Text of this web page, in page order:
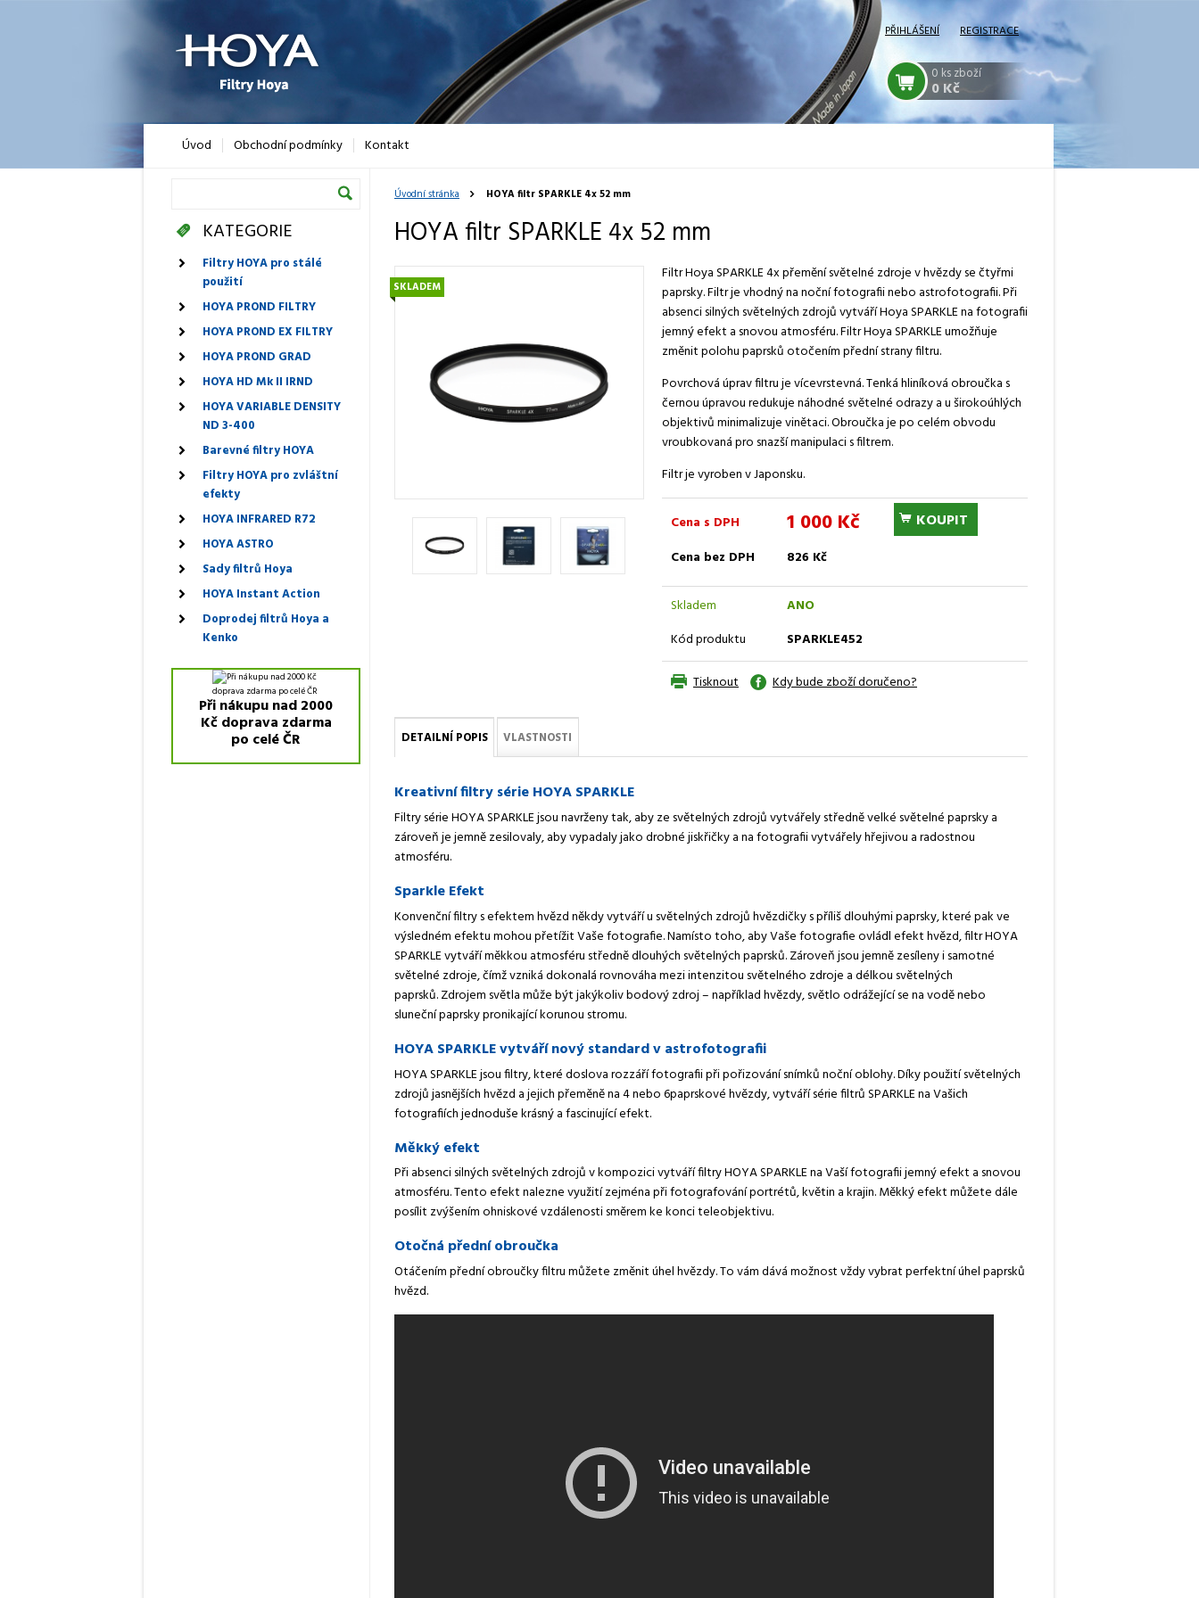
Úvodní stránka HOYA filtr SPARKLE 4x 52 mm
HOYA filtr SPARKLE 4x 52 mm
Filtr Hoya SPARKLE 4x přemění světelné zdroje v hvězdy se čtyřmi
paprsky. Filtr je vhodný na noční fotografii nebo astrofotografii. Při
absenci silných světelných zdrojů vytváří Hoya SPARKLE na fotografii
jemný efekt a snovou atmosféru. Filtr Hoya SPARKLE umožňuje
změnit polohu paprsků otočením přední strany filtru.
Povrchová úprav filtru je vícevrstevná. Tenká hliníková obroučka s
černou úpravou redukuje náhodné světelné odrazy a u širokoúhlých
objektivů minimalizuje vinětaci. Obroučka je po celém obvodu
vroubkovaná pro snazší manipulaci s filtrem.
Filtr je vyroben v Japonsku.
Cena s DPH 1 000 Kč KOUPIT
Cena bez DPH 826 Kč
Skladem
ANO
Kód produktu
SPARKLE452
Tisknout Kdy bude zboží doručeno?
SKLADEM
DETAILNÍ POPIS VLASTNOSTI
Kreativní filtry série HOYA SPARKLE
Filtry série HOYA SPARKLE jsou navrženy tak, aby ze světelných zdrojů vytvářely středně velké světelné paprsky a
zároveň je jemně zesilovaly, aby vypadaly jako drobné jiskřičky a na fotografii vytvářely hřejivou a radostnou
atmosféru.
Sparkle Efekt
Konvenční filtry s efektem hvězd někdy vytváří u světelných zdrojů hvězdičky s příliš dlouhými paprsky, které pak ve
výsledném efektu mohou přetížit Vaše fotografie. Namísto toho, aby Vaše fotografie ovládl efekt hvězd, filtr HOYA
SPARKLE vytváří měkkou atmosféru středně dlouhých světelných paprsků. Zároveň jsou jemně zesíleny i samotné
světelné zdroje, čímž vzniká dokonalá rovnováha mezi intenzitou světelného zdroje a délkou světelných
paprsků. Zdrojem světla může být jakýkoliv bodový zdroj – například hvězdy, světlo odrážející se na vodě nebo
sluneční paprsky pronikající korunou stromu.
HOYA SPARKLE vytváří nový standard v astrofotografii
HOYA SPARKLE jsou filtry, které doslova rozzáří fotografii při pořizování snímků noční oblohy. Díky použití světelných
zdrojů jasnějších hvězd a jejich přeměně na 4 nebo 6paprskové hvězdy, vytváří série filtrů SPARKLE na Vašich
fotografiích jednoduše krásný a fascinující efekt.
Měkký efekt
Při absenci silných světelných zdrojů v kompozici vytváří filtry HOYA SPARKLE na Vaší fotografii jemný efekt a snovou
atmosféru. Tento efekt nalezne využití zejména při fotografování portrétů, květin a krajin. Měkký efekt můžete dále
posílit zvýšením ohniskové vzdálenosti směrem ke konci teleobjektivu.
Otočná přední obroučka
Otáčením přední obroučky filtru můžete změnit úhel hvězdy. To vám dává možnost vždy vybrat perfektní úhel paprsků
hvězd.
KATEGORIE
Filtry HOYA pro stálé
použití
HOYA PROND FILTRY
HOYA PROND EX FILTRY
HOYA PROND GRAD
HOYA HD Mk II IRND
HOYA VARIABLE DENSITY
ND 3-400
Barevné filtry HOYA
Filtry HOYA pro zvláštní
efekty
HOYA INFRARED R72
HOYA ASTRO
Sady filtrů Hoya
HOYA Instant Action
Doprodej filtrů Hoya a
Kenko
Při nákupu nad 2000
Kč doprava zdarma
po celé ČR
PŘIHLÁŠENÍ REGISTRACE
0 ks zboží
0 Kč
Úvod Obchodní podmínky Kontakt